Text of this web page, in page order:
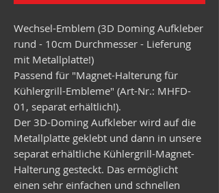
Wechsel-Emblem (3D Doming Aufkleber
rund - 10cm Durchmesser - Lieferung
mit Metallplatte!)
Passend für "Magnet-Halterung für
Kühlergrill-Embleme" (Art-Nr.: MHFD-
01, separat erhältlich!).
Der 3D-Doming Aufkleber wird auf die
Metallplatte geklebt und dann in unsere
separat erhältliche Kühlergrill-Magnet-
Halterung gesteckt. Das ermöglicht
einen sehr einfachen und schnellen